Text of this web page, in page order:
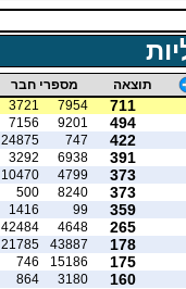
תוצאה מספרי חבר
711
7954
3721
494
9201
7156
422
747
24875
391
6938
3292
373
4799
10470
373
8240
500
359
99
1416
265
4648
42484
178
43887
21785
175
15186
746
160
3180
864